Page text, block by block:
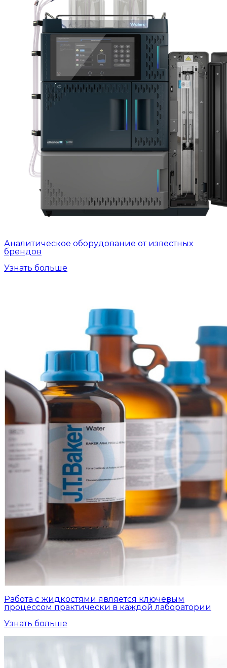
Аналитическое оборудование от известных
брендов
Узнать больше
Работа с жидкостями является ключевым
процессом практически в каждой лаборатории
Узнать больше